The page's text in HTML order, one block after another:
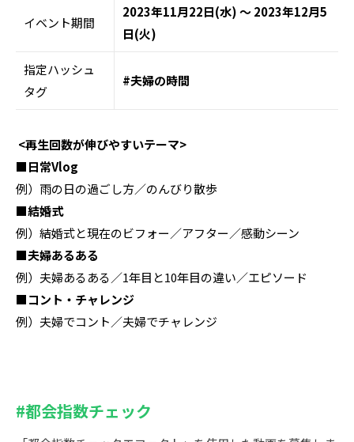
イベント期間
2023年11月22日(水) ～ 2023年12月5
日(火)
指定ハッシュ
タグ
#夫婦の時間
<再生回数が伸びやすいテーマ>
■日常Vlog
例）雨の日の過ごし方／のんびり散歩
■結婚式
例）結婚式と現在のビフォー／アフター／感動シーン
■夫婦あるある
例）夫婦あるある／1年目と10年目の違い／エピソード
■コント・チャレンジ
例）夫婦でコント／夫婦でチャレンジ
#都会指数チェック